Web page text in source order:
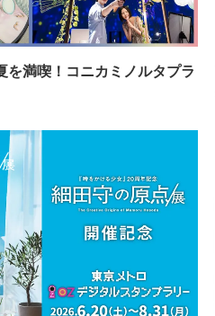
を満喫！コニカミノルタプラ